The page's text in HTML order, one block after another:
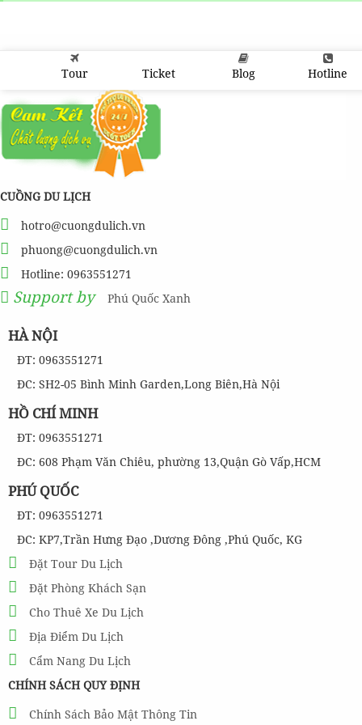
Tour Ticket Blog Hotline
CUỒNG DU LỊCH
hotro@cuongdulich.vn
phuong@cuongdulich.vn
Hotline: 0963551271
Support by Phú Quốc Xanh
HÀ NỘI
ĐT: 0963551271
ĐC: SH2-05 Bình Minh Garden,Long Biên,Hà Nội
HỒ CHÍ MINH
ĐT: 0963551271
ĐC: 608 Phạm Văn Chiêu, phường 13,Quận Gò Vấp,HCM
PHÚ QUỐC
ĐT: 0963551271
ĐC: KP7,Trần Hưng Đạo ,Dương Đông ,Phú Quốc, KG
Đặt Tour Du Lịch
Đặt Phòng Khách Sạn
Cho Thuê Xe Du Lịch
Địa Điểm Du Lịch
Cẩm Nang Du Lịch
CHÍNH SÁCH QUY ĐỊNH
Chính Sách Bảo Mật Thông Tin